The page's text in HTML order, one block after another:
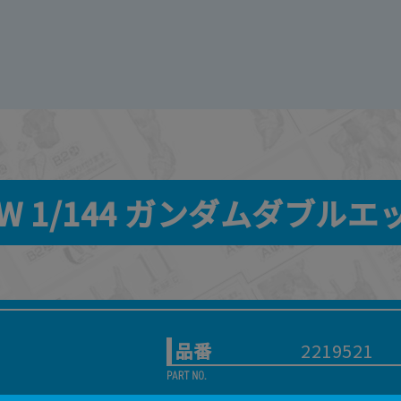
1/144 ガンダムダブルエ
品番 2219521